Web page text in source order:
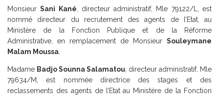
MonsieurSani Kané , directeur administratif, Mle 79122/L, est
nommé directeur du recrutement des agents de l’Etat, au
Ministère de la Fonction Publique et de la Réforme
Administrative, en remplacement de Monsieur Souleymane
Malam Moussa
Madame Badjo Sounna Salamatou , directeur administratif, Mle
79634/M, est nommée directrice des stages et des
reclassements des agents de l’Etat au Ministère de la Fonction